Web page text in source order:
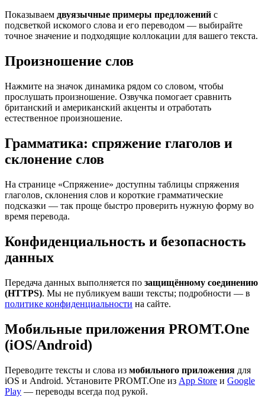
Показываем двуязычные примеры предложений с
подсветкой искомого слова и его переводом — выбирайте
точное значение и подходящие коллокации для вашего текста.
Произношение слов
Нажмите на значок динамика рядом со словом, чтобы
прослушать произношение. Озвучка помогает сравнить
британский и американский акценты и отработать
естественное произношение.
Грамматика: спряжение глаголов и
склонение слов
На странице «Спряжение» доступны таблицы спряжения
глаголов, склонения слов и короткие грамматические
подсказки — так проще быстро проверить нужную форму во
время перевода.
Конфиденциальность и безопасность
данных
Передача данных выполняется по защищённому соединению
(HTTPS). Мы не публикуем ваши тексты; подробности — в
политике конфиденциальности на сайте.
Мобильные приложения PROMT.One
(iOS/Android)
Переводите тексты и слова из мобильного приложения для
iOS и Android. Установите PROMT.One из App Store и Google
Play — переводы всегда под рукой.